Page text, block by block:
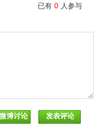
已有 0 人参与